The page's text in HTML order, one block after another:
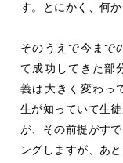
す。とにかく、何
そのうえで今まで
て成功してきた部
義は大きく変わっ
生が知っていて生
が、その前提がす
ングしますが、あ